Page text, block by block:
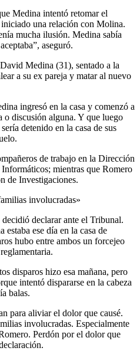
Medina intentó retomar el
una relación con Molina.
mucha ilusión. Medina sabía
aseguró.
Medina (31), sentado a la
a su ex pareja y matar al nuevo
ingresó en la casa y comenzó a
o discusión alguna. Y que luego
detenido en la casa de sus
de trabajo en la Dirección
mientras que Romero
de Investigaciones.
involucradas»
declarar ante el Tribunal.
ese día en la casa de
hubo entre ambos un forcejeo
disparos hizo esa mañana, pero
intentó dispararse en la cabeza
balas.
para aliviar el dolor que causé.
involucradas. Especialmente
Perdón por el dolor que